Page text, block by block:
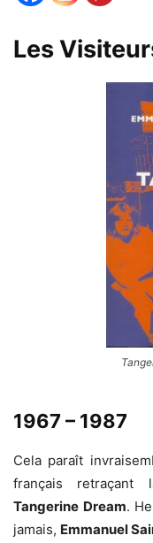
Les
1967 – 1987
Cela paraît
français retraçant
Tangerine Dream.
jamais, Emmanuel